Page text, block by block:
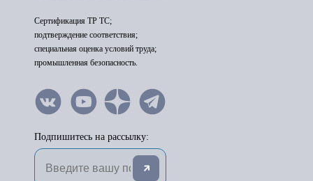
Сертификация ТР ТС;
подтверждение соответствия;
специальная оценка условий труда;
промышленная безопасность.
Подпишитесь на рассылку: